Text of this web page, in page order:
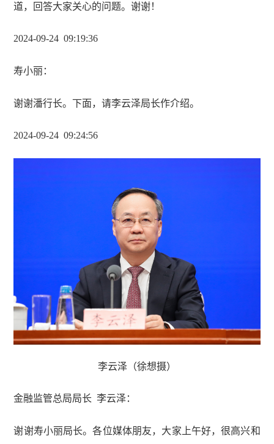
道，回答大家关心的问题。谢谢！
2024-09-24 09:19:36
寿小丽 ：
谢谢潘行长。下面，请李云泽局长作介绍。
2024-09-24 09:24:56
李云泽（徐想摄）
金融监管总局局长 李云泽：
谢谢寿小丽局长。各位媒体朋友，大家上午好，很高兴和